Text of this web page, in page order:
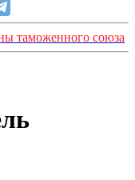
таможенного союза